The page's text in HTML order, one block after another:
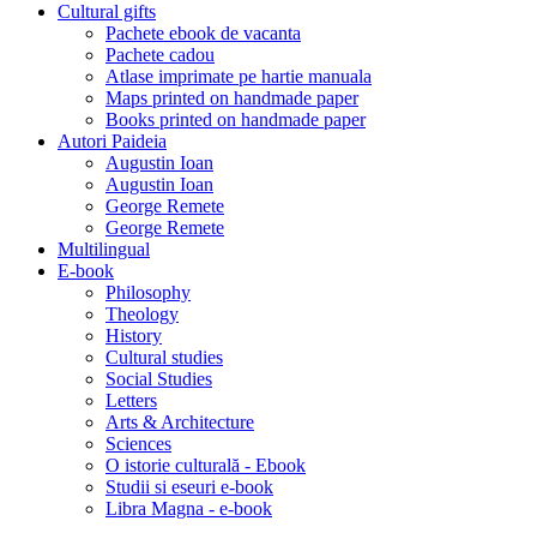
Cultural gifts
Pachete ebook de vacanta
Pachete cadou
Atlase imprimate pe hartie manuala
Maps printed on handmade paper
Books printed on handmade paper
Autori Paideia
Augustin Ioan
Augustin Ioan
George Remete
George Remete
Multilingual
E-book
Philosophy
Theology
History
Cultural studies
Social Studies
Letters
Arts & Architecture
Sciences
O istorie culturală - Ebook
Studii si eseuri e-book
Libra Magna - e-book